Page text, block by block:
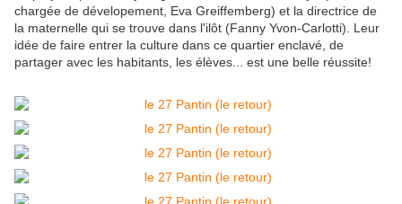
chargée de dévelopement, Eva Greiffemberg) et la directrice de
la maternelle qui se trouve dans l'ilôt (Fanny Yvon-Carlotti). Leur
idée de faire entrer la culture dans ce quartier enclavé, de
partager avec les habitants, les élèves... est une belle réussite!